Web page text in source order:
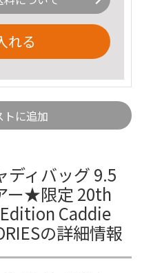
れる
に追加
ディバッグ 9.5
ー★限定 20th
Caddie
の詳細情報